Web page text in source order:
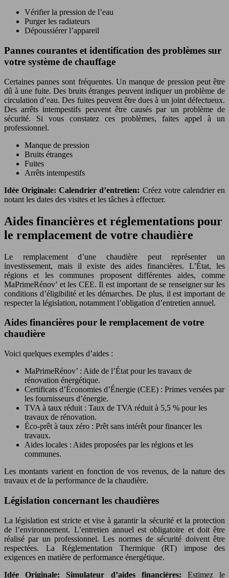
Vérifier la pression de l’eau
Purger les radiateurs
Dépoussiérer l’appareil
Pannes courantes et identification des problèmes sur
votre système de chauffage
Certaines pannes sont fréquentes. Un manque de pression peut être
dû à une fuite. Des bruits étranges peuvent indiquer un problème de
circulation d’eau. Des fuites peuvent être dues à un joint défectueux.
Des arrêts intempestifs peuvent être causés par un problème de
sécurité. Si vous constatez ces problèmes, faites appel à un
professionnel.
Manque de pression
Bruits étranges
Fuites
Arrêts intempestifs
Idée Originale: Calendrier d’entretien: Créez votre calendrier en
notant les dates des visites et les tâches à effectuer.
Aides financières et réglementations pour
le remplacement de votre chaudière
Le remplacement d’une chaudière peut représenter un
investissement, mais il existe des aides financières. L’État, les
régions et les communes proposent différentes aides, comme
MaPrimeRénov’ et les CEE. Il est important de se renseigner sur les
conditions d’éligibilité et les démarches. De plus, il est important de
respecter la législation, notamment l’obligation d’entretien annuel.
Aides financières pour le remplacement de votre
chaudière
Voici quelques exemples d’aides :
MaPrimeRénov’ : Aide de l’État pour les travaux de
rénovation énergétique.
Certificats d’Économies d’Énergie (CEE) : Primes versées par
les fournisseurs d’énergie.
TVA à taux réduit : Taux de TVA réduit à 5,5 % pour les
travaux de rénovation.
Éco-prêt à taux zéro : Prêt sans intérêt pour financer les
travaux.
Aides locales : Aides proposées par les régions et les
communes.
Les montants varient en fonction de vos revenus, de la nature des
travaux et de la performance de la chaudière.
Législation concernant les chaudières
La législation est stricte et vise à garantir la sécurité et la protection
de l’environnement. L’entretien annuel est obligatoire et doit être
réalisé par un professionnel. Les normes de sécurité doivent être
respectées. La Réglementation Thermique (RT) impose des
exigences en matière de performance énergétique.
Idée Originale: Simulateur d’aides financières: Estimez le